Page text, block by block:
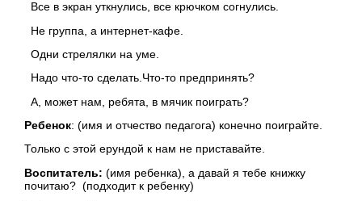
Все в экран уткнулись, все крючком согнулись.
Не группа, а интернет-кафе.
Одни стрелялки на уме.
Надо что-то сделать.Что-то предпринять?
А, может нам, ребята, в мячик поиграть?
Ребенок: (имя и отчество педагога) конечно поиграйте.
Только с этой ерундой к нам не приставайте.
Воспитатель: (имя ребенка), а давай я тебе книжку
почитаю? (подходит к ребенку)